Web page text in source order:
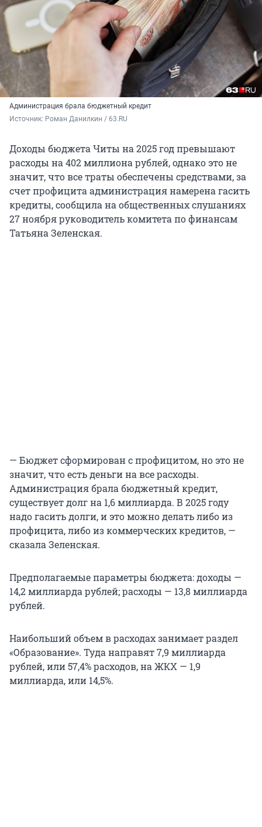
Администрация брала бюджетный кредит
Источник: Роман Данилкин / 63.RU
Доходы бюджета Читы на 2025 год превышают
расходы на 402 миллиона рублей, однако это не
значит, что все траты обеспечены средствами, за
счет профицита администрация намерена гасить
кредиты, сообщила на общественных слушаниях
27 ноября руководитель комитета по финансам
Татьяна Зеленская.
— Бюджет сформирован с профицитом, но это не
значит, что есть деньги на все расходы.
Администрация брала бюджетный кредит,
существует долг на 1,6 миллиарда. В 2025 году
надо гасить долги, и это можно делать либо из
профицита, либо из коммерческих кредитов, —
сказала Зеленская.
Предполагаемые параметры бюджета: доходы —
14,2 миллиарда рублей; расходы — 13,8 миллиарда
рублей.
Наибольший объем в расходах занимает раздел
«Образование». Туда направят 7,9 миллиарда
рублей, или 57,4% расходов, на ЖКХ — 1,9
миллиарда, или 14,5%.